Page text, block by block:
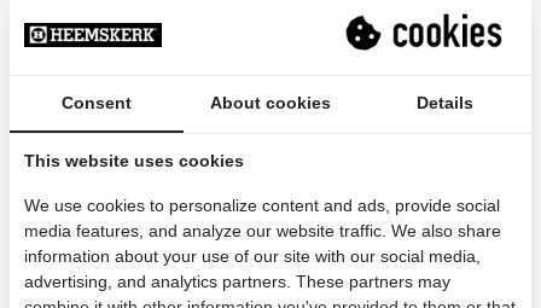
De sjoelkatapult wordt exclusief sjoelschijven geleverd
Meer info
Gerelateerde producten
Consent About cookies Details
This website uses cookies
We use cookies to personalize content and ads, provide social
media features, and analyze our website traffic. We also share
information about your use of our site with our social media,
advertising, and analytics partners. These partners may